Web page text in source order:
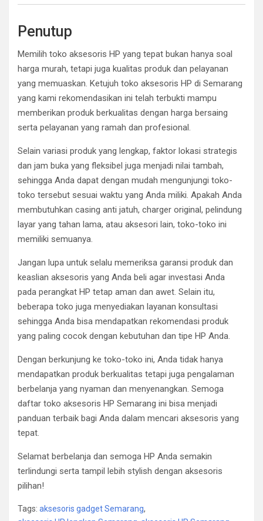
Penutup
Memilih toko aksesoris HP yang tepat bukan hanya soal
harga murah, tetapi juga kualitas produk dan pelayanan
yang memuaskan. Ketujuh toko aksesoris HP di Semarang
yang kami rekomendasikan ini telah terbukti mampu
memberikan produk berkualitas dengan harga bersaing
serta pelayanan yang ramah dan profesional.
Selain variasi produk yang lengkap, faktor lokasi strategis
dan jam buka yang fleksibel juga menjadi nilai tambah,
sehingga Anda dapat dengan mudah mengunjungi toko-
toko tersebut sesuai waktu yang Anda miliki. Apakah Anda
membutuhkan casing anti jatuh, charger original, pelindung
layar yang tahan lama, atau aksesori lain, toko-toko ini
memiliki semuanya.
Jangan lupa untuk selalu memeriksa garansi produk dan
keaslian aksesoris yang Anda beli agar investasi Anda
pada perangkat HP tetap aman dan awet. Selain itu,
beberapa toko juga menyediakan layanan konsultasi
sehingga Anda bisa mendapatkan rekomendasi produk
yang paling cocok dengan kebutuhan dan tipe HP Anda.
Dengan berkunjung ke toko-toko ini, Anda tidak hanya
mendapatkan produk berkualitas tetapi juga pengalaman
berbelanja yang nyaman dan menyenangkan. Semoga
daftar toko aksesoris HP Semarang ini bisa menjadi
panduan terbaik bagi Anda dalam mencari aksesoris yang
tepat.
Selamat berbelanja dan semoga HP Anda semakin
terlindungi serta tampil lebih stylish dengan aksesoris
pilihan!
Tags: aksesoris gadget Semarang,